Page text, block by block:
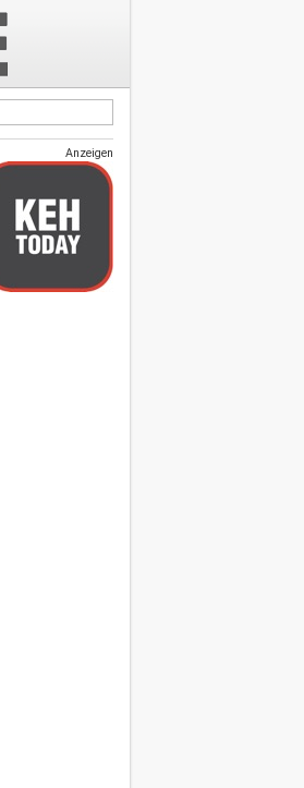
Anzeigen